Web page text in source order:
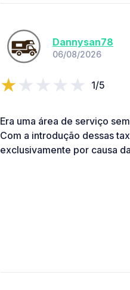
Dannysan78
06/08/2026
1/5
Era uma área de serviço
Com a introdução dessas
exclusivamente por causa